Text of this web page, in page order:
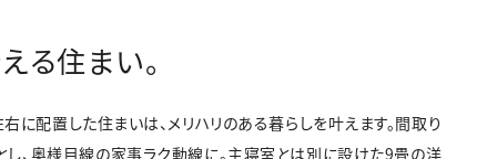
る住まい。
配置した住まいは、メリハリのある暮らしを叶えます。間取り
し、奥様目線の家事ラク動線に。主寝室とは別に設けた9畳の洋